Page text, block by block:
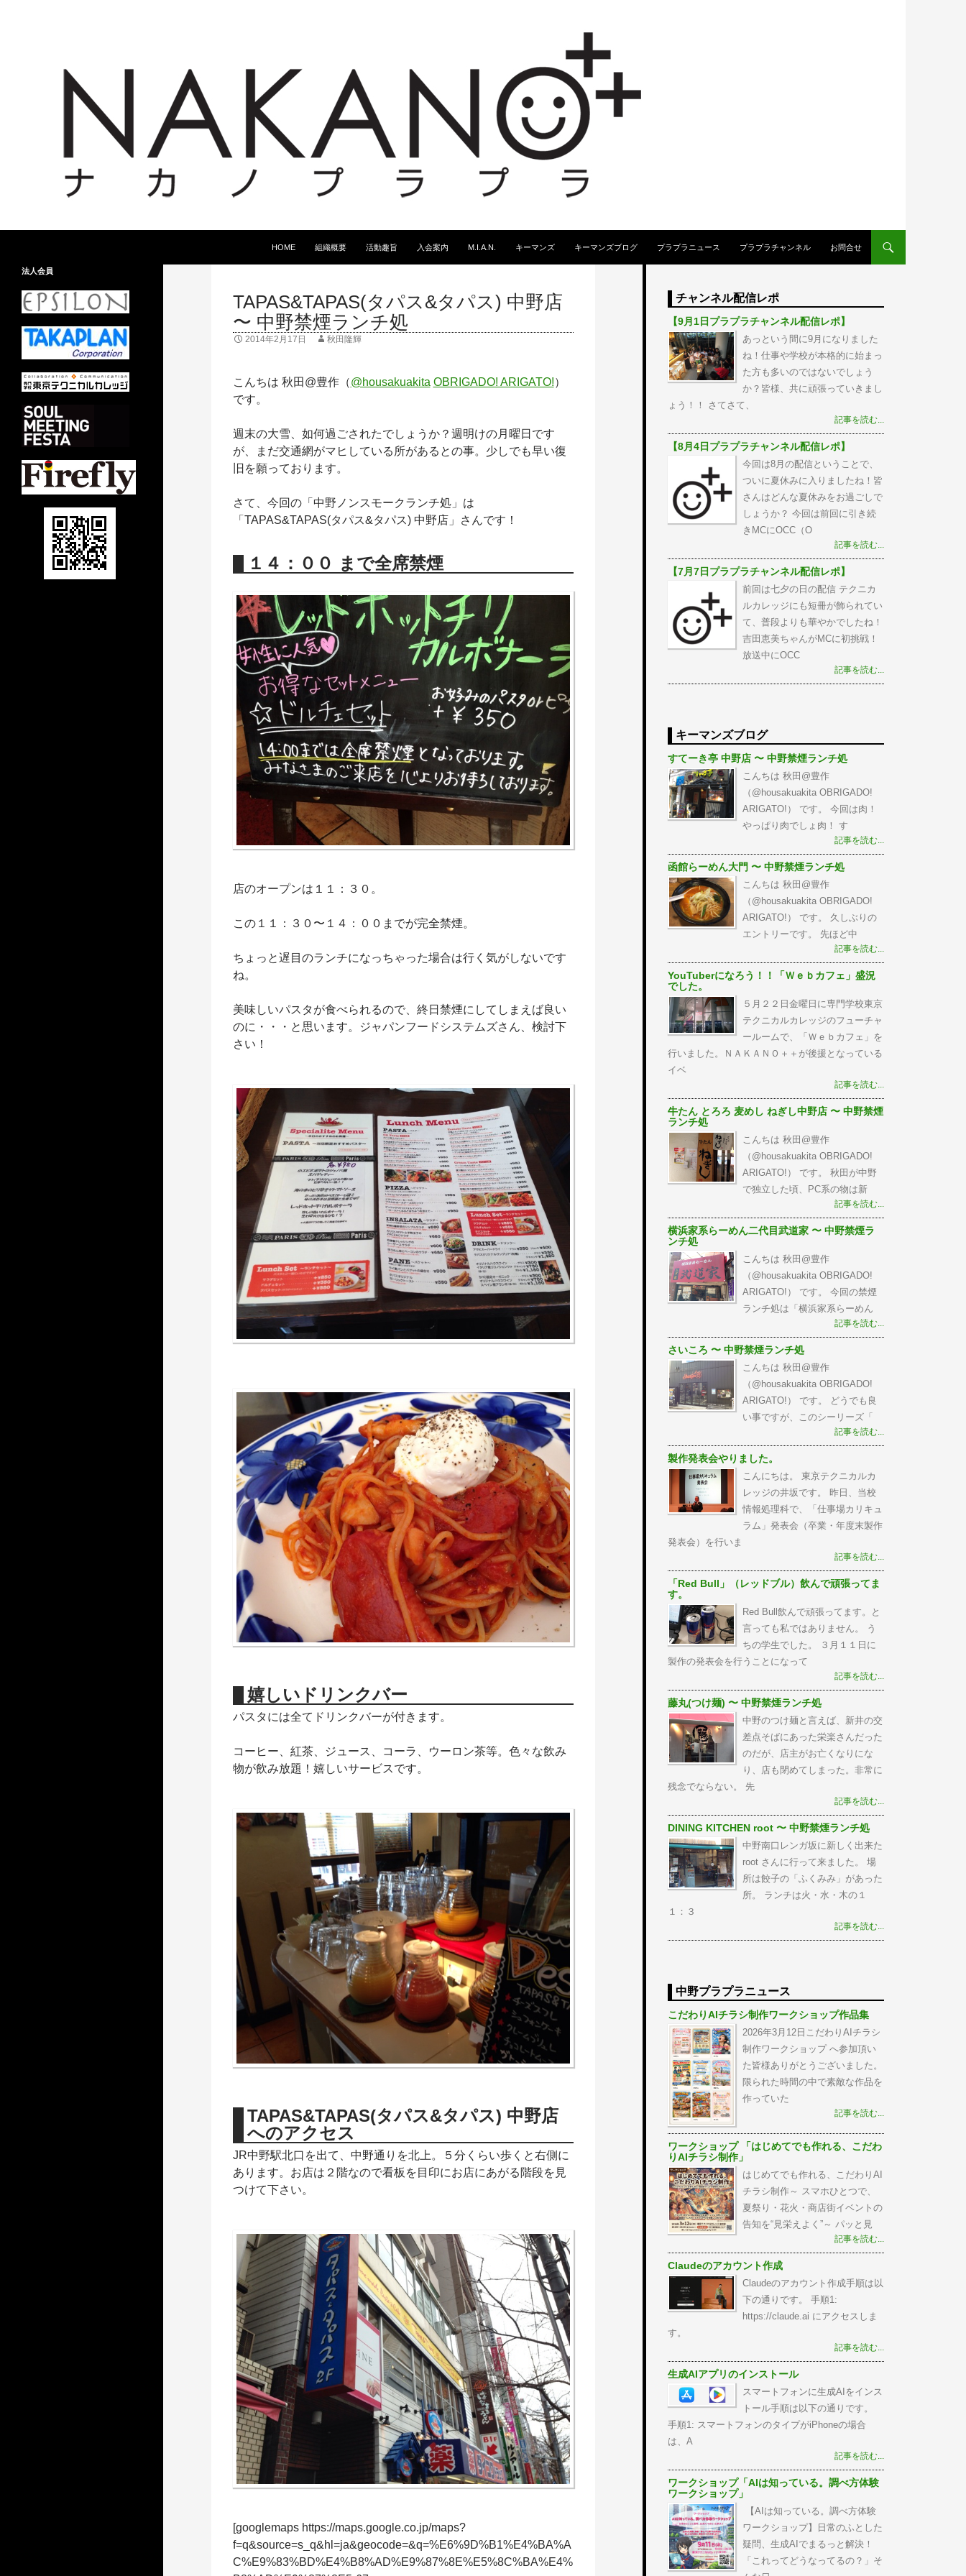
HOME
組織概要 活動趣旨 入会案内 M.I.A.N. キーマンズ キーマンズブログ プラプラニュース プラプラチャンネル お問合せ
TAPAS&TAPAS(タパス&タパス) 中野店
〜 中野禁煙ランチ処
2014年2月17日 秋田隆輝
こんちは 秋田@豊作（@housakuakita‎ OBRIGADO! ARIGATO!）
です。
週末の大雪、如何過ごされたでしょうか？週明けの月曜日です
が、まだ交通網がマヒしている所があるとの事。少しでも早い復
旧を願っております。
さて、今回の「中野ノンスモークランチ処」は
「TAPAS&TAPAS(タパス&タパス) 中野店」さんです！
１４：００ まで全席禁煙
店のオープンは１１：３０。
この１１：３０〜１４：００までが完全禁煙。
ちょっと遅目のランチになっちゃった場合は行く気がしないです
ね。
美味しいパスタが食べられるので、終日禁煙にしてしまえば良い
のに・・・と思います。ジャパンフードシステムズさん、検討下
さい！
嬉しいドリンクバー
パスタには全てドリンクバーが付きます。
コーヒー、紅茶、ジュース、コーラ、ウーロン茶等。色々な飲み
物が飲み放題！嬉しいサービスです。
TAPAS&TAPAS(タパス&タパス) 中野店
へのアクセス
JR中野駅北口を出て、中野通りを北上。５分くらい歩くと右側に
あります。お店は２階なので看板を目印にお店にあがる階段を見
つけて下さい。
[googlemaps https://maps.google.co.jp/maps?
f=q&source=s_q&hl=ja&geocode=&q=%E6%9D%B1%E4%BA%A
C%E9%83%BD%E4%B8%AD%E9%87%8E%E5%8C%BA%E4%
チャンネル配信レポ
【9月1日プラプラチャンネル配信レポ】
あっという間に9月になりました
ね！仕事や学校が本格的に始まっ
た方も多いのではないでしょう
か？皆様、共に頑張っていきまし
ょう！！ さてさて、
記事を読む...
【8月4日プラプラチャンネル配信レポ】
今回は8月の配信ということで、
ついに夏休みに入りましたね！皆
さんはどんな夏休みをお過ごしで
しょうか？ 今回は前回に引き続
きMCにOCC（O
記事を読む...
【7月7日プラプラチャンネル配信レポ】
前回は七夕の日の配信 テクニカ
ルカレッジにも短冊が飾られてい
て、普段よりも華やかでしたね！
吉田恵美ちゃんがMCに初挑戦！
放送中にOCC
記事を読む...
キーマンズブログ
すてーき亭 中野店 〜 中野禁煙ランチ処
こんちは 秋田@豊作
（@housakuakita‎ OBRIGADO!
ARIGATO!） です。 今回は肉！
やっぱり肉でしょ肉！ す
記事を読む...
函館らーめん大門 〜 中野禁煙ランチ処
こんちは 秋田@豊作
（@housakuakita‎ OBRIGADO!
ARIGATO!） です。 久しぶりの
エントリーです。 先ほど中
記事を読む...
YouTuberになろう！！「Ｗｅｂカフェ」盛況
でした。
５月２２日金曜日に専門学校東京
テクニカルカレッジのフューチャ
ールームで、「Ｗｅｂカフェ」を
行いました。ＮＡＫＡＮＯ＋＋が後援となっている
イベ
記事を読む...
牛たん とろろ 麦めし ねぎし中野店 〜 中野禁煙
ランチ処
こんちは 秋田@豊作
（@housakuakita‎ OBRIGADO!
ARIGATO!） です。 秋田が中野
で独立した頃、PC系の物は新
記事を読む...
横浜家系らーめん二代目武道家 〜 中野禁煙ラ
ンチ処
こんちは 秋田@豊作
（@housakuakita‎ OBRIGADO!
ARIGATO!） です。 今回の禁煙
ランチ処は「横浜家系らーめん
記事を読む...
さいころ 〜 中野禁煙ランチ処
こんちは 秋田@豊作
（@housakuakita‎ OBRIGADO!
ARIGATO!） です。 どうでも良
い事ですが、このシーリーズ「
記事を読む...
製作発表会やりました。
こんにちは。 東京テクニカルカ
レッジの井坂です。 昨日、当校
情報処理科で、「仕事場カリキュ
ラム」発表会（卒業・年度末製作
発表会）を行いま
記事を読む...
「Red Bull」（レッドブル）飲んで頑張ってま
す。
Red Bull飲んで頑張ってます。と
言っても私ではありません。 う
ちの学生でした。 ３月１１日に
製作の発表会を行うことになって
記事を読む...
藤丸(つけ麺) 〜 中野禁煙ランチ処
中野のつけ麺と言えば、新井の交
差点そばにあった栄楽さんだった
のだが、店主がお亡くなりにな
り、店も閉めてしまった。非常に
残念でならない。 先
記事を読む...
DINING KITCHEN root 〜 中野禁煙ランチ処
中野南口レンガ坂に新しく出来た
root さんに行って来ました。 場
所は餃子の「ふくみみ」があった
所。 ランチは火・水・木の１
１：３
記事を読む...
中野プラプラニュース
こだわりAIチラシ制作ワークショップ作品集
2026年3月12日こだわりAIチラシ
制作ワークショップ へ参加頂い
た皆様ありがとうございました。
限られた時間の中で素敵な作品を
作っていた
記事を読む...
ワークショップ 「はじめてでも作れる、こだわ
りAIチラシ制作」
はじめてでも作れる、こだわりAI
チラシ制作～ スマホひとつで、
夏祭り・花火・商店街イベントの
告知を“見栄えよく”～ パッと見
記事を読む...
Claudeのアカウント作成
Claudeのアカウント作成手順は以
下の通りです。 手順1:
https://claude.ai にアクセスしま
す。
記事を読む...
生成AIアプリのインストール
スマートフォンに生成AIをインス
トール手順は以下の通りです。
手順1: スマートフォンのタイプがiPhoneの場合
は、A
記事を読む...
ワークショップ「AIは知っている。調べ方体験
ワークショップ」
【AIは知っている。調べ方体験
ワークショップ】日常のふとした
疑問、生成AIでまるっと解決！
「これってどうなってるの？」そ
法人会員